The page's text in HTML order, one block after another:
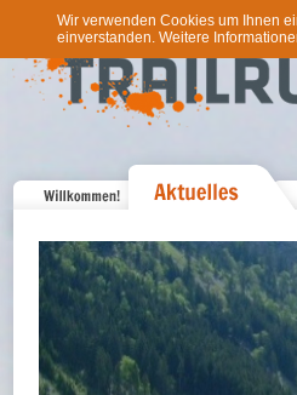
Wir verwenden Cookies um Ihnen
einverstanden. Weitere